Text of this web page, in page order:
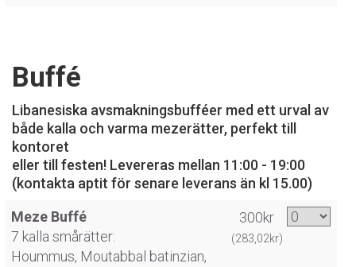
Buffé
Libanesiska avsmakningsbufféer med ett urval av
både kalla och varma mezerätter, perfekt till
kontoret
eller till festen! Levereras mellan 11:00 - 19:00
(kontakta aptit för senare leverans än kl 15.00)
Meze Buffé
7 kalla smårätter:
Hoummus, Moutabbal batinzian,
300kr
(283,02kr)